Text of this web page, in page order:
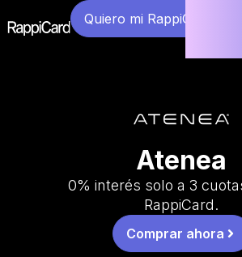
Quiero mi RappiCard
Atenea
0% interés solo a 3
RappiCard.
Comprar ahora